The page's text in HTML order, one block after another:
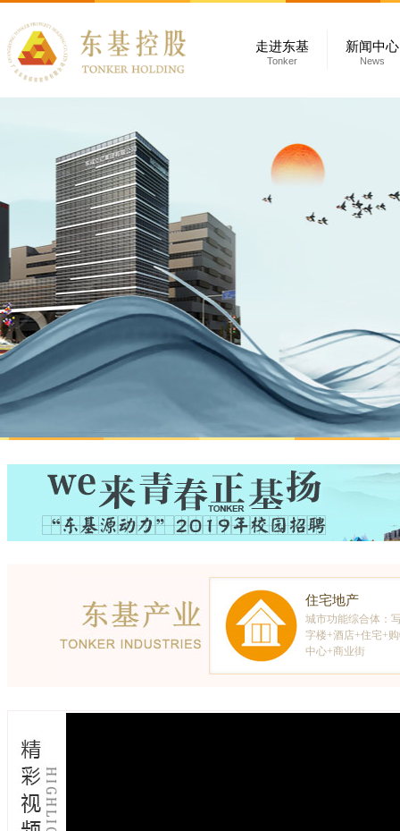
走进东基
Tonker
新闻中心
News
住宅地产
城市功能综合体：
字楼+酒店+住宅+
中心+商业街